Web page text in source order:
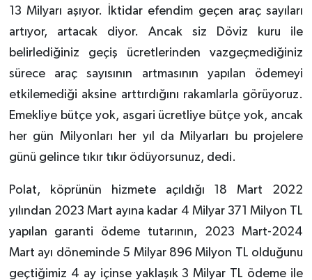
13 Milyarı aşıyor. İktidar efendim geçen araç sayıları
artıyor, artacak diyor. Ancak siz Döviz kuru ile
belirlediğiniz geçiş ücretlerinden vazgeçmediğiniz
sürece araç sayısının artmasının yapılan ödemeyi
etkilemediği aksine arttırdığını rakamlarla görüyoruz.
Emekliye bütçe yok, asgari ücretliye bütçe yok, ancak
her gün Milyonları her yıl da Milyarları bu projelere
günü gelince tıkır tıkır ödüyorsunuz, dedi.
Polat, köprünün hizmete açıldığı 18 Mart 2022
yılından 2023 Mart ayına kadar 4 Milyar 371 Milyon TL
yapılan garanti ödeme tutarının, 2023 Mart-2024
Mart ayı döneminde 5 Milyar 896 Milyon TL olduğunu
geçtiğimiz 4 ay içinse yaklaşık 3 Milyar TL ödeme ile